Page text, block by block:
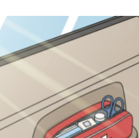
11-Летнего